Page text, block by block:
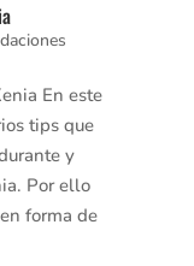
En este
tips que
y
Por ello
forma de